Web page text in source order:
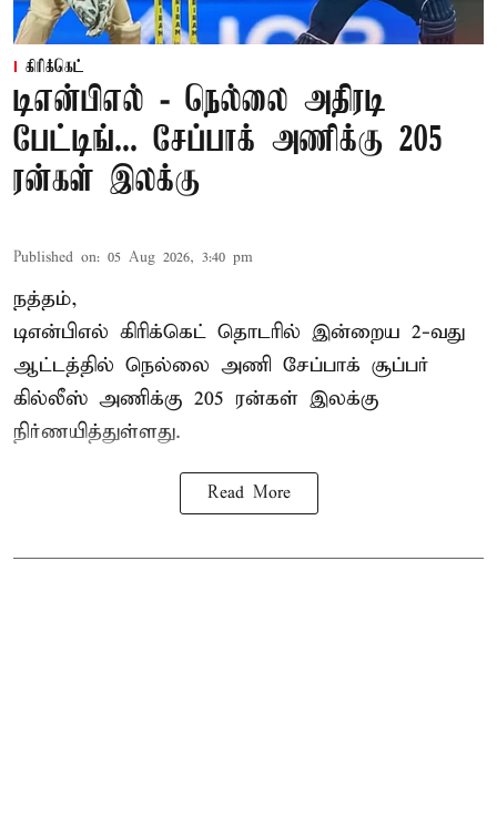
கிரிக்கெட்
டிஎன்பிஎல் - நெல்லை அதிரடி
பேட்டிங்... சேப்பாக் அணிக்கு 205
ரன்கள் இலக்கு
Published on: 05 Aug 2026, 3:40 pm
நத்தம்,
டிஎன்பிஎல் கிரிக்கெட் தொடரில் இன்றைய 2-வது
ஆட்டத்தில் நெல்லை அணி சேப்பாக் சூப்பர்
கில்லீஸ் அணிக்கு 205 ரன்கள் இலக்கு
நிர்ணயித்துள்ளது.
Read More